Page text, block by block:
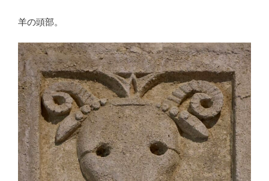
羊の頭部。